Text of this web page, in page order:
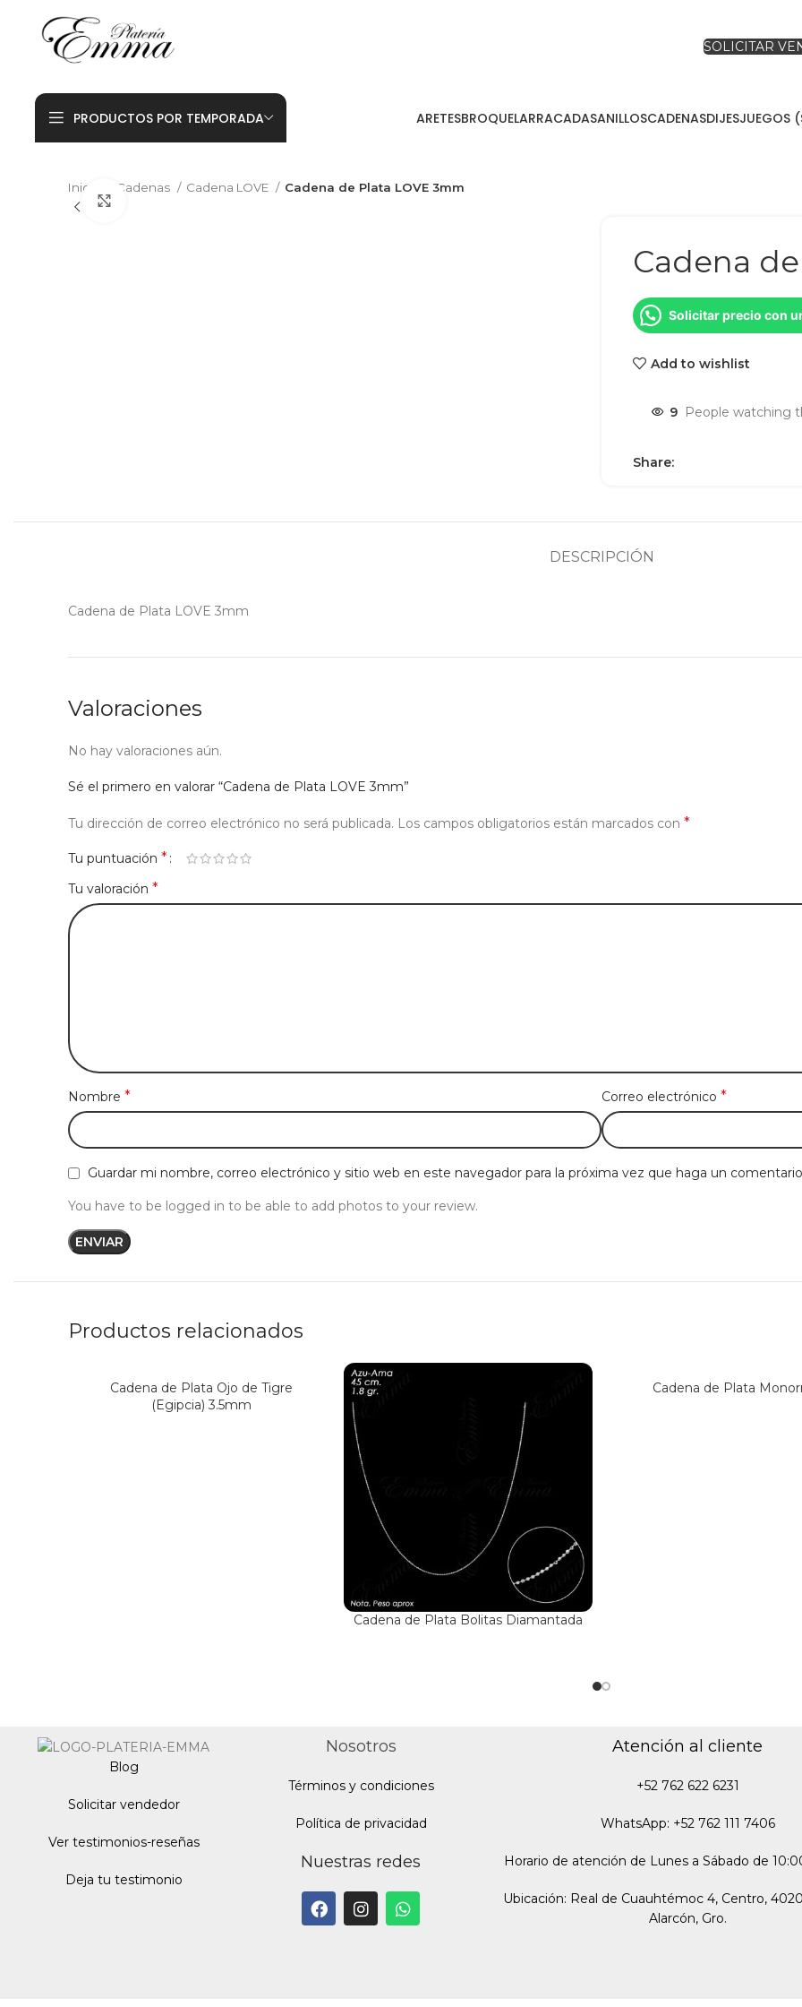
SOLICITAR
PRODUCTOS POR TEMPORADA ARETESBROQUELARRACADASANILLOSCADENASDIJESJUEGOS
Inicio Cadenas Cadena LOVE Cadena de Plata LOVE 3mm
Cadena
Solicitar precio con
Add to wishlist
9 People watching
Share:
DESCRIPCIÓN
Cadena de Plata LOVE 3mm
Valoraciones
No hay valoraciones aún.
Sé el primero en valorar “Cadena de Plata LOVE 3mm”
Tu dirección de correo electrónico no será publicada. Los campos obligatorios están marcados con *
Tu puntuación *
Tu valoración *
Nombre * Correo electrónico *
Guardar mi nombre, correo electrónico y sitio web en este navegador para la próxima vez que haga un
You have to be logged in to be able to add photos to your review.
Productos relacionados
Cadena de Plata Ojo de Tigre
(Egipcia) 3.5mm
Cadena de Plata Bolitas Diamantada
Cadena de Plata
Blog
Solicitar vendedor
Ver testimonios-reseñas
Deja tu testimonio
Nosotros
Términos y condiciones
Política de privacidad
Nuestras redes
Atención al cliente
+52 762 622 6231
WhatsApp: +52 762 111 7406
Horario de atención de Lunes a Sábado de
Ubicación: Real de Cuauhtémoc 4, Centro,
Alarcón, Gro.